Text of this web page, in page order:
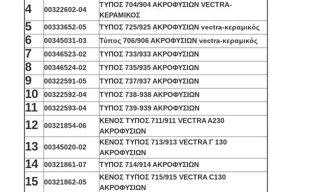
4 00322602-04
ΤΥΠΟΣ 704/904 ΑΚΡΟΦΥΣΙΩΝ VECTRA-
ΚΕΡΑΜΙΚΟΣ
5 00333652-05 ΤΥΠΟΣ 725/925 ΑΚΡΟΦΥΣΙΩΝ vectra-κεραμικός
6 00345031-03 Τύπος 706/906 ΑΚΡΟΦΥΣΙΩΝ vectra-κεραμικός
7 00346523-02 ΤΥΠΟΣ 733/933 ΑΚΡΟΦΥΣΙΩΝ
8 00346524-02 ΤΥΠΟΣ 735/935 ΑΚΡΟΦΥΣΙΩΝ
9 00322591-05 ΤΥΠΟΣ 737/937 ΑΚΡΟΦΥΣΙΩΝ
10 00322592-04 ΤΥΠΟΣ 738-938 ΑΚΡΟΦΥΣΙΩΝ
11 00322593-04 ΤΥΠΟΣ 739-939 ΑΚΡΟΦΥΣΙΩΝ
12 00321854-06
ΚΕΝΟΣ ΤΥΠΟΣ 711/911 VECTRA A230
ΑΚΡΟΦΥΣΙΩΝ
13 00345020-02
ΚΕΝΟΣ ΤΥΠΟΣ 713/913 VECTRA Γ 130
ΑΚΡΟΦΥΣΙΩΝ
14 00321861-07 ΤΥΠΟΣ 714/914 ΑΚΡΟΦΥΣΙΩΝ
15 00321862-05
ΚΕΝΟΣ ΤΥΠΟΣ 715/915 VECTRA C130
ΑΚΡΟΦΥΣΙΩΝ